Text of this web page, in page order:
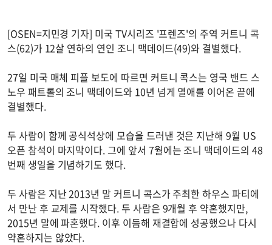
[OSEN=지민경 기자] 미국 TV시리즈 '프렌즈'의 주역 커트니 콕
스(62)가 12살 연하의 연인 조니 맥데이드(49)와 결별했다.
27일 미국 매체 피플 보도에 따르면 커트니 콕스는 영국 밴드 스
노우 패트롤의 조니 맥데이드와 10년 넘게 열애를 이어온 끝에
결별했다.
두 사람이 함께 공식석상에 모습을 드러낸 것은 지난해 9월 US
오픈 참석이 마지막이다. 그에 앞서 7월에는 조니 맥데이드의 48
번째 생일을 기념하기도 했다.
두 사람은 지난 2013년 말 커트니 콕스가 주최한 하우스 파티에
서 만난 후 교제를 시작했다. 두 사람은 9개월 후 약혼했지만,
2015년 말에 파혼했다. 이후 이듬해 재결합에 성공했으나 다시
약혼하지는 않았다.